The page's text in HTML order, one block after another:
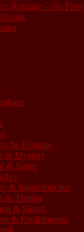
Romane – ein Preis
Romane
& Mystery
& Satire
& Jugendbücher
& Thriller
& Sagen
& Erzählungen